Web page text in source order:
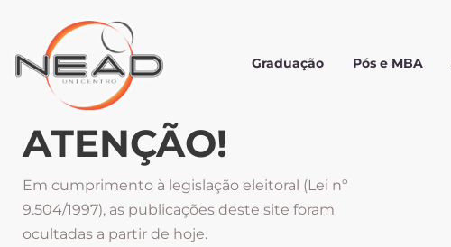
Graduação Pós e MBA
ATENÇÃO!
Em cumprimento à legislação eleitoral (Lei nº
9.504/1997), as publicações deste site foram
ocultadas a partir de hoje.